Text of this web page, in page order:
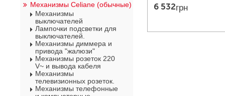
6 532грн
Механизмы Celiane (обычные)
Механизмы
выключателей
Лампочки подсветки для
выключателей.
Механизмы диммера и
привода "жалюзи"
Механизмы розеток 220
V~ и вывода кабеля
Механизмы
телевизионных розеток.
Механизмы телефонные